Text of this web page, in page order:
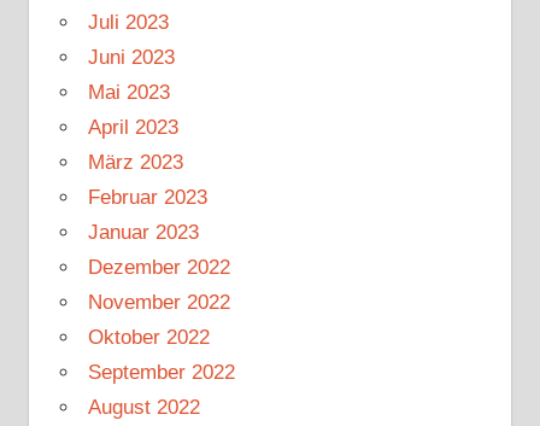
Juli 2023
Juni 2023
Mai 2023
April 2023
März 2023
Februar 2023
Januar 2023
Dezember 2022
November 2022
Oktober 2022
September 2022
August 2022